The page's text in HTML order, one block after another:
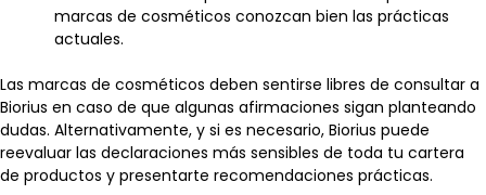
marcas de cosméticos conozcan bien las prácticas
actuales.
Las marcas de cosméticos deben sentirse libres de consultar a
Biorius en caso de que algunas afirmaciones sigan planteando
dudas. Alternativamente, y si es necesario, Biorius puede
reevaluar las declaraciones más sensibles de toda tu cartera
de productos y presentarte recomendaciones prácticas.